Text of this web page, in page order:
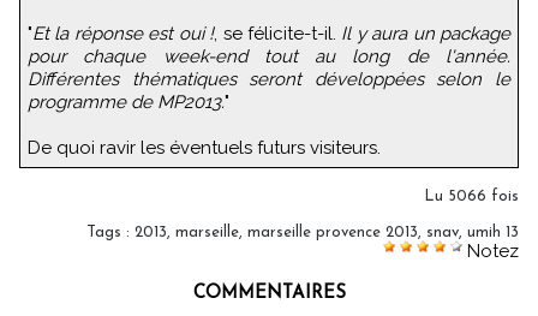
"Et la réponse est oui !, se félicite-t-il. Il y aura un package
pour chaque week-end tout au long de l'année.
Différentes thématiques seront développées selon le
programme de MP2013."
De quoi ravir les éventuels futurs visiteurs.
Lu 5066 fois
Tags : 2013, marseille, marseille provence 2013, snav, umih 13
Notez
COMMENTAIRES